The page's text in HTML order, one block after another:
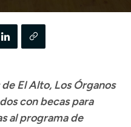
El Alto, Los Órganos
con becas para
al programa de